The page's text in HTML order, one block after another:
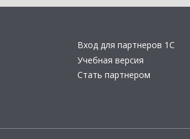
Вход для партнеров 1С
Учебная версия
Стать партнером